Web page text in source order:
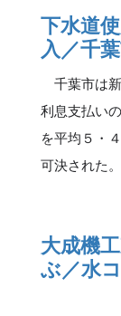
下水道
入／千
千葉市は
利息支払い
を平均５・
可決された。
大成機
ぶ／水